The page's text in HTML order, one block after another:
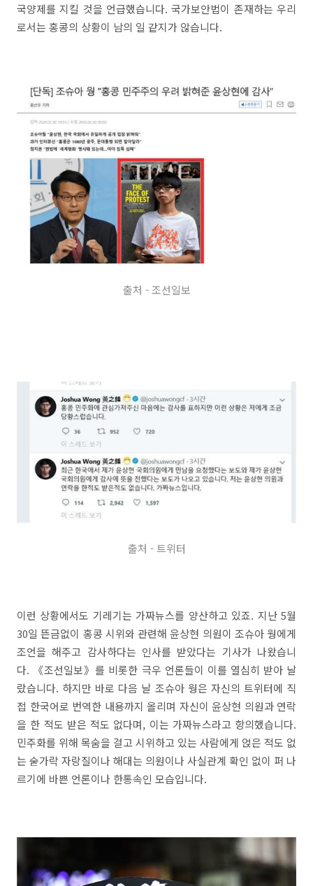
국양제를 지킬 것을 언급했습니다. 국가보안법이 존재하는 우리
로서는 홍콩의 상황이 남의 일 같지가 않습니다.
출처 - 조선일보
출처 - 트위터
이런 상황에서도 기레기는 가짜뉴스를 양산하고 있죠. 지난 5월
30일 뜬금없이 홍콩 시위와 관련해 윤상현 의원이 조슈아 웡에게
조언을 해주고 감사하다는 인사를 받았다는 기사가 나왔습니
다. 《조선일보》를 비롯한 극우 언론들이 이를 열심히 받아 날
랐습니다. 하지만 바로 다음 날 조슈아 웡은 자신의 트위터에 직
접 한국어로 번역한 내용까지 올리며 자신이 윤상현 의원과 연락
을 한 적도 받은 적도 없다며, 이는 가짜뉴스라고 항의했습니다.
민주화를 위해 목숨을 걸고 시위하고 있는 사람에게 얹은 적도 없
는 숟가락 자랑질이나 해대는 의원이나 사실관계 확인 없이 퍼 나
르기에 바쁜 언론이나 한통속인 모습입니다.